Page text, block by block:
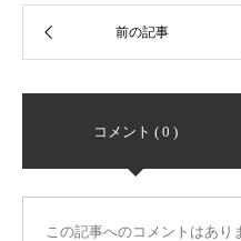
コメント ( 0 )
この記事へのコメントはあり